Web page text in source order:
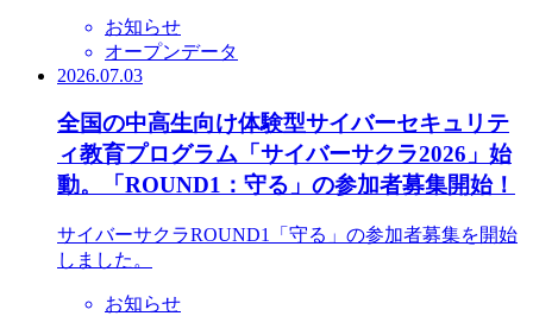
お知らせ
オープンデータ
2026.07.03
全国の中高生向け体験型サイバーセキュリテ
ィ教育プログラム「サイバーサクラ2026」始
動。「ROUND1：守る」の参加者募集開始！
サイバーサクラROUND1「守る」の参加者募集を開始
しました。
お知らせ